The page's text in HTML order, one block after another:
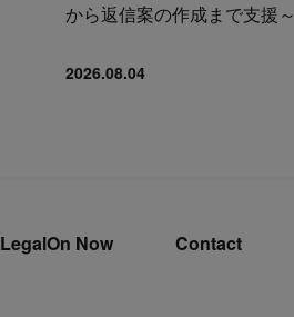
から返信案の作成まで支援～
2026.08.04
LegalOn Now Contact